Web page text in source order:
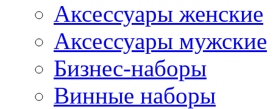
Аксессуары женские
Аксессуары мужские
Бизнес-наборы
Винные наборы